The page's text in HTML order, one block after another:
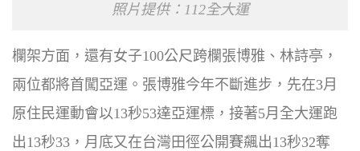
照片提供：112全大運
欄架方面，還有女子100公尺跨欄張博雅、林詩亭，
兩位都將首闖亞運。張博雅今年不斷進步，先在3月
原住民運動會以13秒53達亞運標，接著5月全大運跑
出13秒33，月底又在台灣田徑公開賽飆出13秒32奪